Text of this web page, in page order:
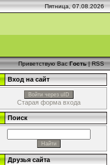
Пятница, 07.08.2026
Приветствую Вас Гость|RSS
Вход на сайт
Войти через uID
Старая форма входа
Поиск
Друзья сайта